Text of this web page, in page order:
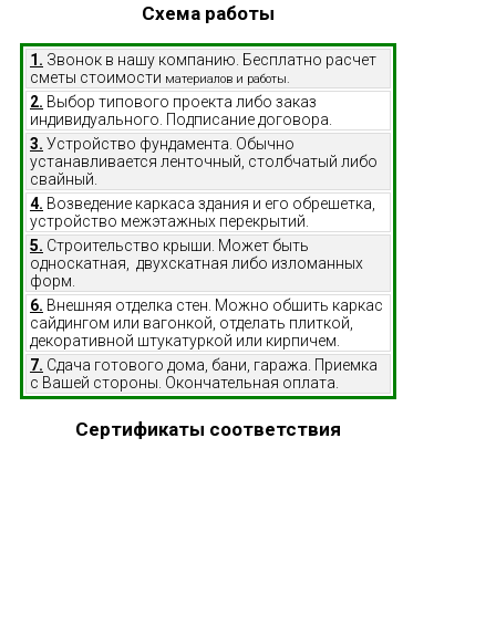
Схема работы
1. Звонок в нашу компанию. Бесплатно расчет
сметы стоимости материалов и работы.
2. Выбор типового проекта либо заказ
индивидуального. Подписание договора.
3. Устройство фундамента. Обычно
устанавливается ленточный, столбчатый либо
свайный.
4. Возведение каркаса здания и его обрешетка,
устройство межэтажных перекрытий.
5. Строительство крыши. Может быть
односкатная, двухскатная либо изломанных
форм.
6. Внешняя отделка стен. Можно обшить каркас
сайдингом или вагонкой, отделать плиткой,
декоративной штукатуркой или кирпичем.
7. Сдача готового дома, бани, гаража. Приемка
с Вашей стороны. Окончательная оплата.
Сертификаты соответствия